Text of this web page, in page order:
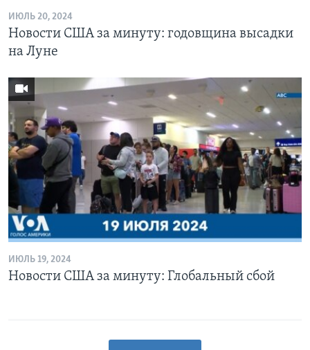
ИЮЛЬ 20, 2024
Новости США за минуту: годовщина высадки
на Луне
ИЮЛЬ 19, 2024
Новости США за минуту: Глобальный сбой